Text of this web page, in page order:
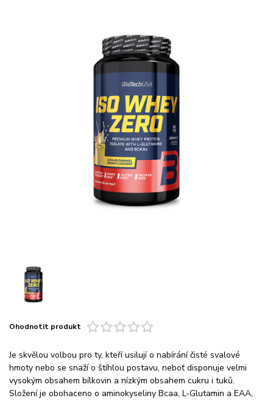
Ohodnotit produkt
Je skvělou volbou pro ty, kteří usilují o nabírání čisté svalové
hmoty nebo se snaží o štíhlou postavu, neboť disponuje velmi
vysokým obsahem bílkovin a nízkým obsahem cukru i tuků.
Složení je obohaceno o aminokyseliny Bcaa, L-Glutamin a EAA,